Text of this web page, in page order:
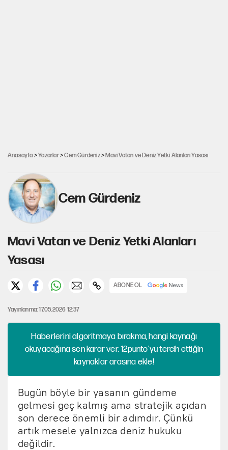
Anasayfa >Yazarlar>Cem Gürdeniz>Mavi Vatan ve Deniz Yetki Alanları Yasası
Cem Gürdeniz
Mavi Vatan ve Deniz Yetki Alanları
Yasası
ABONE OL
Yayınlanma: 17.05.2026 12:37
Haberlerini algoritmaya bırakma, hangi kaynağı
okuyacağına sen karar ver. 12punto'yu tercih ettiğin
kaynaklar arasına ekle!
Bugün böyle bir yasanın gündeme
gelmesi geç kalmış ama stratejik açıdan
son derece önemli bir adımdır. Çünkü
artık mesele yalnızca deniz hukuku
değildir.